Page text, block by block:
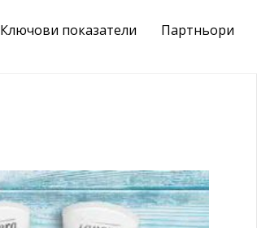
Ключови показатели Партньори